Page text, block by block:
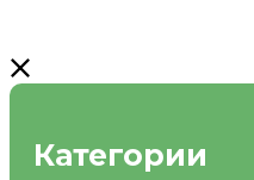
Категории